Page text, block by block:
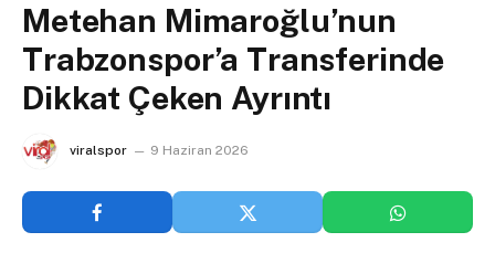
Metehan Mimaroğlu’nun
Trabzonspor’a Transferinde
Dikkat Çeken Ayrıntı
viralspor 9 Haziran 2026